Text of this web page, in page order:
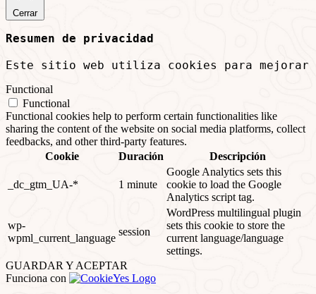
Cerrar
Resumen de privacidad
Este sitio web utiliza cookies para mejorar
Functional
Functional
Functional cookies help to perform certain functionalities like
sharing the content of the website on social media platforms, collect
feedbacks, and other third-party features.
Cookie
Duración Descripción
_dc_gtm_UA-* 1 minute
Google Analytics sets this
cookie to load the Google
Analytics script tag.
wp-
wpml_current_language
session
WordPress multilingual plugin
sets this cookie to store the
current language/language
settings.
GUARDAR Y ACEPTAR
Funciona con